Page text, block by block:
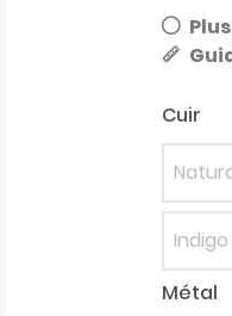
Cuir
Indigo
Métal